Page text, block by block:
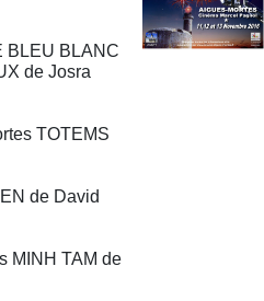
BLEU BLANC
de Josra
TOTEMS
de David
MINH TAM de